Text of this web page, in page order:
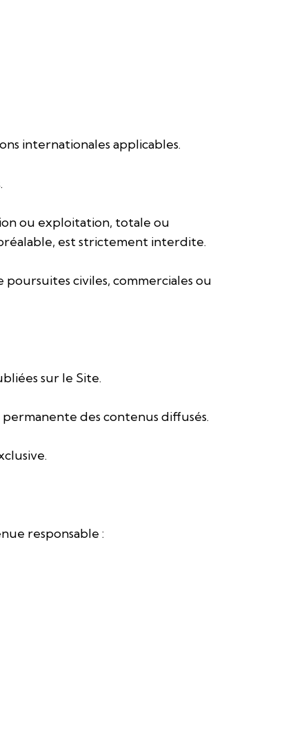
internationales applicables.
ou exploitation, totale ou
est strictement interdite.
civiles, commerciales ou
sur le Site.
des contenus diffusés.
responsable :